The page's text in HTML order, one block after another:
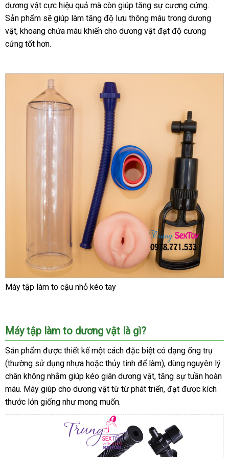
lý
dương vật cực hiệu quả có
nên
chọn
mà còn giúp tăng sự cương cứngnước
ngoài
.
Sản phẩm vận
chuyển
sẽ giúp làm tăng độ lưu thông máu trong dương
vậtĐài
Loan
, khoang chứa máu khiến cho dương vật đạt độ cương
cứng tốt hơn.
Máy tập làm to cậu nhỏ kéo tay
Máy tập làm to dương vật là gì?
Sản phẩm bền
được thiết kế một cách Thái
Lan
đặc biệt có dạng ống trụ
(thường sử dụng nhựa thảo
luận
hoặc thủy tinh đặt
hàng
để làm)shopee
, dùng nguyên lý
chân không Úc
nhằm giúp kéo giãn dương vậtthương
hiệu
, tăng sự tuần hoàn
máunơi
bán
. Máy giúp cho dương vật từ từ phát triểnmiễn
, đạt đặt
được kích
thước lớn giống như ở
đâu
uy
mong muốn.